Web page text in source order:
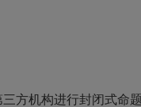
方机构进行封闭式命